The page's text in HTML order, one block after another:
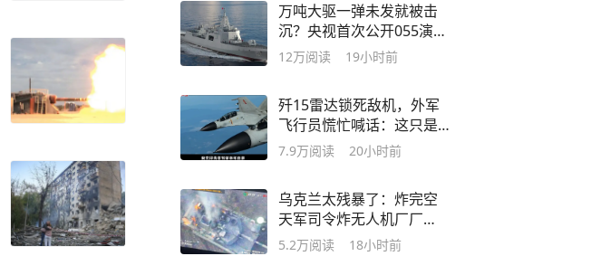
万吨大驱一弹未发就被击
沉？央视首次公开055演练
惨败案例
12万阅读 19小时前
歼15雷达锁死敌机，外军
飞行员慌忙喊话：这只是
份工作，我想回家
7.9万阅读 20小时前
乌克兰太残暴了：炸完空
天军司令炸无人机厂厂
长，俄内部人人自危
5.2万阅读 18小时前